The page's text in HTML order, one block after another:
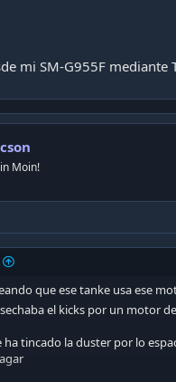
caballero, voy de cráneo con
mi SM-G955F mediante
Moin!
que ese tanke usa ese
el kicks por un motor
ha tincado la duster por lo